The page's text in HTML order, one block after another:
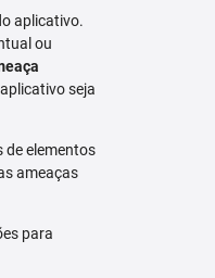
aplicativo.
ou
seja
de elementos
ameaças
para